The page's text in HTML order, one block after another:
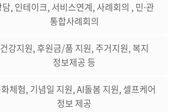
담, 인테이크, 서비스연계, 사례회의 , 민∙관
통합사례회의
건강지원, 후원금/품 지원, 주거지원, 복지
정보제공 등
체험, 기념일 지원, AI돌봄 지원, 셀프케어
정보 제공